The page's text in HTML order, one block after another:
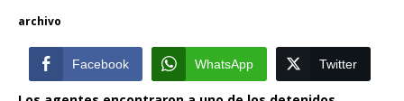
archivo
Facebook WhatsApp Twitter